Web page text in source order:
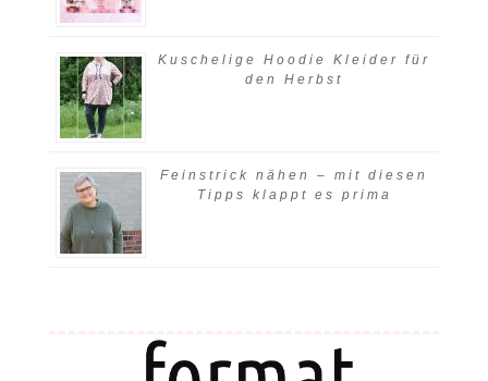
Kuschelige Hoodie Kleider für
den Herbst
Feinstrick nähen – mit diesen
Tipps klappt es prima